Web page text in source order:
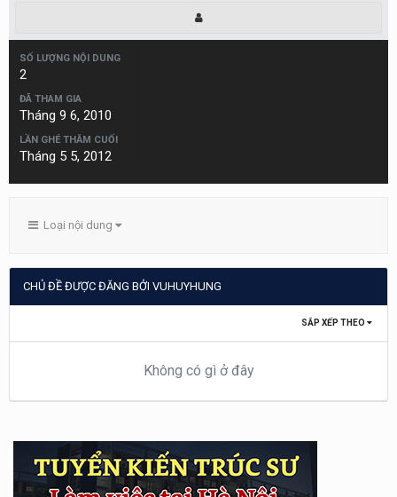
SỐ LƯỢNG NỘI DUNG
2
ĐÃ THAM GIA
Tháng 9 6, 2010
LẦN GHÉ THĂM CUỐI
Tháng 5 5, 2012
Loại nội dung
CHỦ ĐỀ ĐƯỢC ĐĂNG BỞI VUHUYHUNG
SẮP XẾP THEO
Không có gì ở đây